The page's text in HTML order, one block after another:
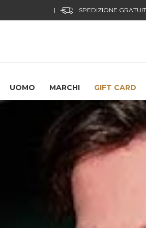
| SPEDIZIONE
UOMO MARCHI GIFT CARD